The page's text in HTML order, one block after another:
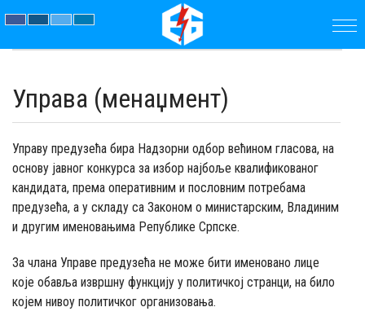
ПРЕДУЗЕЋЕ
ПАРАМЕТРИ
АКТУЕЛНОСТИ
ЈАВНЕ
НАБАВКЕ
ДОКУМЕНТИ
Управа (менаџмент)
Управу предузећа бира Надзорни одбор већином гласова, на
основу јавног конкурса за избор најбоље квалификованог
кандидата, према оперативним и пословним потребама
предузећа, а у складу са Законом о министарским, Владиним
и другим именовањима Републике Српске.
За члана Управе предузећа не може бити именовано лице
које обавља извршну функцију у политичкој странци, на било
којем нивоу политичког организовања.